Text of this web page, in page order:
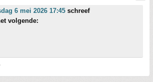
6 mei 2026 17:45 schreef
volgende: